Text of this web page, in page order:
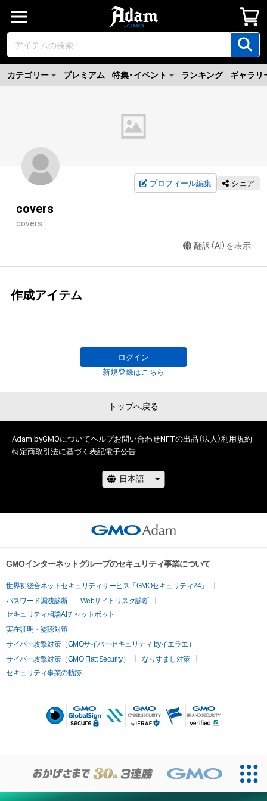
カテゴリー プレミアム 特集・イベント ランキング ギャラリ
プロフィール編集 シェア
covers
covers
翻訳（AI）を表示
作成アイテム
ログイン
新規登録はこちら
トップへ戻る
Adam byGMOについてヘルプお問い合わせNFTの出品（法人）利用規約
特定商取引法に基づく表記電子公告
GMOインターネットグループのセキュリティ事業について
世界初総合ネットセキュリティサービス「GMOセキュリティ24」
パスワード漏洩診断
Webサイトリスク診断
セキュリティ相談AIチャットボット
実在証明・盗聴対策
サイバー攻撃対策（GMOサイバーセキュリティ byイエラエ）
サイバー攻撃対策（GMO Flatt Security）
なりすまし対策
セキュリティ事業の軌跡